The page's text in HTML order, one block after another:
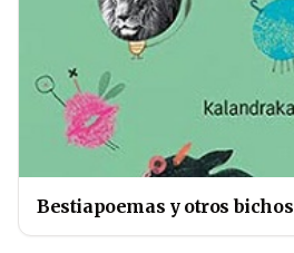
Bestiapoemas y otros bichos